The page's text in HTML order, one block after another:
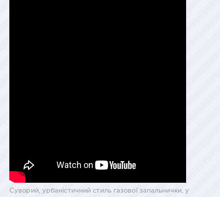
Суворий, урбаністичний стиль газової запальнички, у